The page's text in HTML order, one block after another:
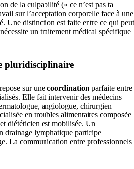
de la culpabilité (« ce n’est pas ta
sur l’acceptation corporelle face à une
Une distinction est faite entre ce qui peut
un traitement médical spécifique
pluridisciplinaire
sur unecoordinationparfaite entre
Elle fait intervenir des médecins
angiologue, chirurgien
en troubles alimentaires composée
diététicien est mobilisée. Un
drainage lymphatique participe
La communication entre professionnels